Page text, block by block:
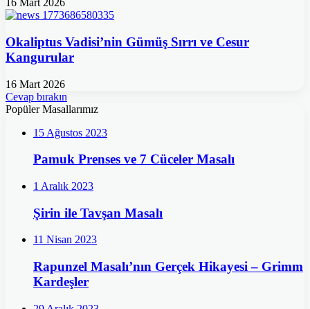
16 Mart 2026
Okaliptus Vadisi’nin Gümüş Sırrı ve Cesur
Kangurular
16 Mart 2026
Cevap bırakın
Popüler Masallarımız
15 Ağustos 2023
Pamuk Prenses ve 7 Cüceler Masalı
1 Aralık 2023
Şirin ile Tavşan Masalı
11 Nisan 2023
Rapunzel Masalı’nın Gerçek Hikayesi – Grimm
Kardeşler